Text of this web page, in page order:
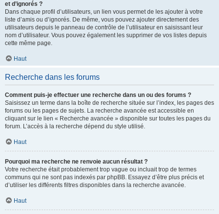
et d’ignorés ?
Dans chaque profil d’utilisateurs, un lien vous permet de les ajouter à votre
liste d’amis ou d’ignorés. De même, vous pouvez ajouter directement des
utilisateurs depuis le panneau de contrôle de l’utilisateur en saisissant leur
nom d’utilisateur. Vous pouvez également les supprimer de vos listes depuis
cette même page.
Haut
Recherche dans les forums
Comment puis-je effectuer une recherche dans un ou des forums ?
Saisissez un terme dans la boîte de recherche située sur l’index, les pages des
forums ou les pages de sujets. La recherche avancée est accessible en
cliquant sur le lien « Recherche avancée » disponible sur toutes les pages du
forum. L’accès à la recherche dépend du style utilisé.
Haut
Pourquoi ma recherche ne renvoie aucun résultat ?
Votre recherche était probablement trop vague ou incluait trop de termes
communs qui ne sont pas indexés par phpBB. Essayez d’être plus précis et
d’utiliser les différents filtres disponibles dans la recherche avancée.
Haut